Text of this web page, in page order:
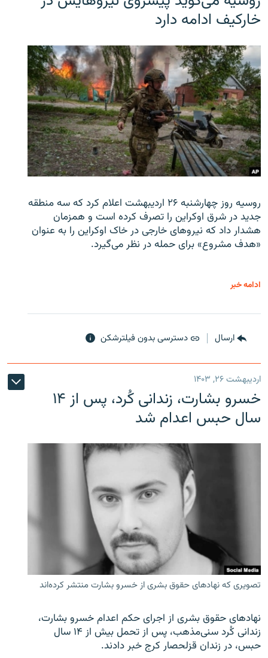
خارکیف ادامه دارد
روسیه روز چهارشنبه ۲۶ اردیبهشت اعلام کرد که سه منطقه
جدید در شرق اوکراین را تصرف کرده است و همزمان
هشدار داد که نیروهای خارجی در خاک اوکراین را به عنوان
«هدف مشروع» برای حمله در نظر می‌گیرد.
ادامه خبر
ارسال دسترسی بدون فیلترشکن
اردیبهشت ۲۶, ۱۴۰۳
خسرو بشارت، زندانی کُرد، پس از ۱۴
سال حبس اعدام شد
تصویری که نهادهای حقوق بشری از خسرو بشارت منتشر کرده‌اند
نهادهای حقوق بشری از اجرای حکم اعدام خسرو بشارت،
زندانی کُرد سنی‌مذهب، پس از تحمل بیش از ۱۴ سال
حبس، در زندان قزلحصار کرج خبر دادند.